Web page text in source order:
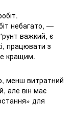
небагато, —
важкий, є
працювати з
кращим.
менш витратний
але він має
для